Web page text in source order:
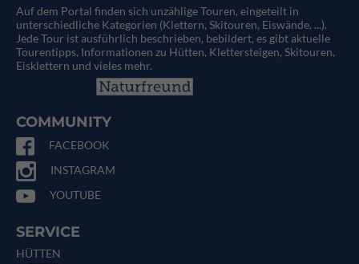
Auf dem Portal finden sich unzählige Touren, eingeteilt in
unterschiedliche Kategorien (Klettern, Skitouren, Eiswände, ...).
Jede Tour ist ausführlich beschrieben, bebildert, es gibt aktuelle
Tourentipps, Informationen zu Hütten, Klettersteigen, Skitouren,
Eisklettern und vieles mehr.
COMMUNITY
FACEBOOK
INSTAGRAM
YOUTUBE
SERVICE
HÜTTEN